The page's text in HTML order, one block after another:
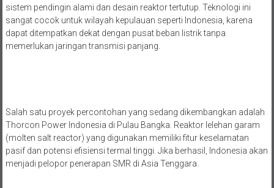
sistem pendingin alami dan desain reaktor tertutup. Teknologi ini
sangat cocok untuk wilayah kepulauan seperti Indonesia, karena
dapat ditempatkan dekat dengan pusat beban listrik tanpa
memerlukan jaringan transmisi panjang.
Salah satu proyek percontohan yang sedang dikembangkan adalah
Thorcon Power Indonesia di Pulau Bangka. Reaktor lelehan garam
(molten salt reactor) yang digunakan memiliki fitur keselamatan
pasif dan potensi efisiensi termal tinggi. Jika berhasil, Indonesia akan
menjadi pelopor penerapan SMR di Asia Tenggara.